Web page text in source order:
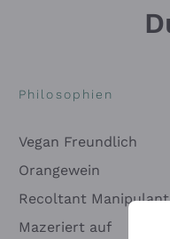
Philosophien
Vegan Freundlich
Orangewein
Recoltant Manipulant
Mazeriert auf